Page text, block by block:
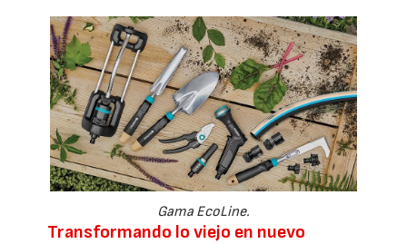
Gama EcoLine.
Transformando lo viejo en nuevo